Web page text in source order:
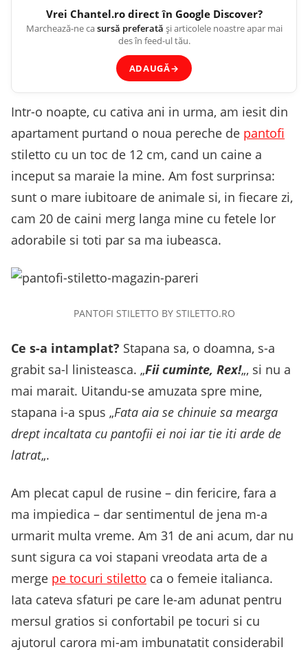
Vrei Chantel.rodirect în Google Discover?
Marchează-ne casursă preferată și articolele noastre apar mai
des în feed-ul tău.
ADAUGĂ→
Intr-o noapte, cu cativa ani in urma, am iesit din
apartament purtand o noua pereche de pantofi
stiletto cu un toc de 12 cm, cand un caine a
inceput sa maraie la mine. Am fost surprinsa:
sunt o mare iubitoare de animale si, in fiecare zi,
cam 20 de caini merg langa mine cu fetele lor
adorabile si toti par sa ma iubeasca.
PANTOFI STILETTO BY STILETTO.RO
Ce s-a intamplat? Stapana sa, o doamna, s-a
grabit sa-l linisteasca. „Fii cuminte, Rex!„, si nu a
mai marait. Uitandu-se amuzata spre mine,
stapana i-a spus „Fata aia se chinuie sa mearga
drept incaltata cu pantofii ei noi iar tie iti arde de
latrat„.
Am plecat capul de rusine – din fericire, fara a
ma impiedica – dar sentimentul de jena m-a
urmarit multa vreme. Am 31 de ani acum, dar nu
sunt sigura ca voi stapani vreodata arta de a
merge pe tocuri stiletto ca o femeie italianca.
Iata cateva sfaturi pe care le-am adunat pentru
mersul gratios si confortabil pe tocuri si cu
ajutorul carora mi-am imbunatatit considerabil